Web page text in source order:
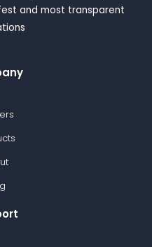
and most transparent